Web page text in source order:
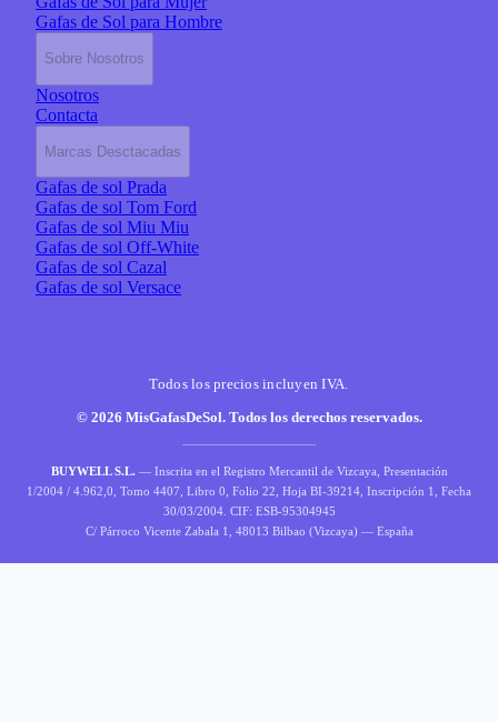
Gafas de Sol para Hombre
Sobre Nosotros
Nosotros
Contacta
Marcas Desctacadas
Gafas de sol Prada
Gafas de sol Tom Ford
Gafas de sol Miu Miu
Gafas de sol Off-White
Gafas de sol Cazal
Gafas de sol Versace
Todos los precios incluyen IVA.
© 2026 MisGafasDeSol. Todos los derechos reservados.
BUYWELL S.L. — Inscrita en el Registro Mercantil de Vizcaya, Presentación
1/2004 / 4.962,0, Tomo 4407, Libro 0, Folio 22, Hoja BI-39214, Inscripción 1, Fecha
30/03/2004. CIF: ESB-95304945
C/ Párroco Vicente Zabala 1, 48013 Bilbao (Vizcaya) — España